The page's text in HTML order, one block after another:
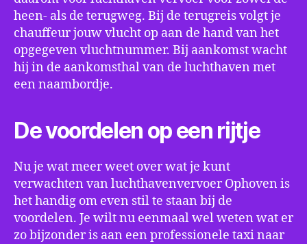
heen- als de terugweg. Bij de terugreis volgt je
chauffeur jouw vlucht op aan de hand van het
opgegeven vluchtnummer. Bij aankomst wacht
hij in de aankomsthal van de luchthaven met
een naambordje.
De voordelen op een rijtje
Nu je wat meer weet over wat je kunt
verwachten van luchthavenvervoer Ophoven is
het handig om even stil te staan bij de
voordelen. Je wilt nu eenmaal wel weten wat er
zo bijzonder is aan een professionele taxi naar